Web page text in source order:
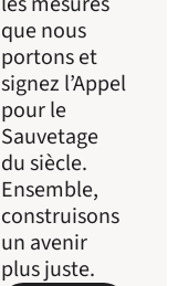
que nous
portons et
signez l’Appel
pour le
Sauvetage
du siècle.
Ensemble,
construisons
un avenir
plus juste.